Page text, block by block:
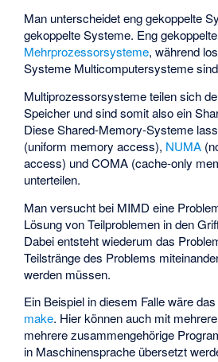
Man unterscheidet eng gekoppelte
gekoppelte Systeme. Eng
Mehrprozessorsysteme, während
Systeme Multicomputersysteme
Multiprozessorsysteme teilen sich
Speicher und sind somit also ein
Diese Shared-Memory-Systeme
(uniform memory access), NUMA
access) undCOMA (cache-only
unterteilen.
Man versucht bei MIMD eine
Lösung von Teilproblemen in den
Dabei entsteht wiederum das
Teilstränge des Problems
werden müssen.
Ein Beispiel in diesem Falle wäre
make. Hier können auch mit
mehrere zusammengehörige
in Maschinensprache übersetzt